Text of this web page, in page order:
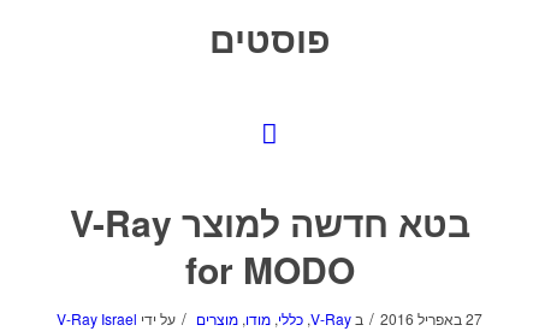
פוסטים
בטא חדשה למוצר V-Ray
for MODO
27 באפריל 2016 / בV-Ray
, כללי, מודו, מוצרים / על ידי V-Ray Israel